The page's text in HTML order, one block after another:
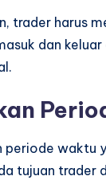
trader harus
dan
periode waktu
tujuan trader